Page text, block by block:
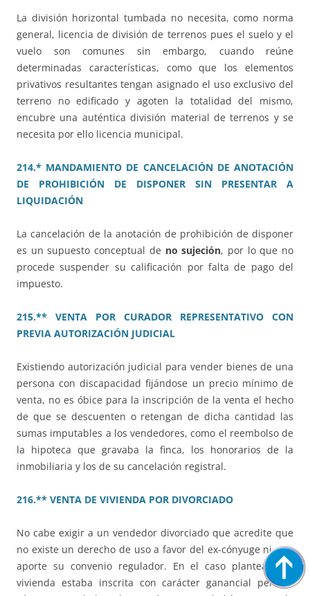
La división horizontal tumbada no necesita, como norma
general, licencia de división de terrenos pues el suelo y el
vuelo son comunes sin embargo, cuando reúne
determinadas características, como que los elementos
privativos resultantes tengan asignado el uso exclusivo del
terreno no edificado y agoten la totalidad del mismo,
encubre una auténtica división material de terrenos y se
necesita por ello licencia municipal.
214.* MANDAMIENTO DE CANCELACIÓN DE ANOTACIÓN
DE PROHIBICIÓN DE DISPONER SIN PRESENTAR A
LIQUIDACIÓN
La cancelación de la anotación de prohibición de disponer
es un supuesto conceptual de no sujeción, por lo que no
procede suspender su calificación por falta de pago del
impuesto.
215.** VENTA POR CURADOR REPRESENTATIVO CON
PREVIA AUTORIZACIÓN JUDICIAL
Existiendo autorización judicial para vender bienes de una
persona con discapacidad fijándose un precio mínimo de
venta, no es óbice para la inscripción de la venta el hecho
de que se descuenten o retengan de dicha cantidad las
sumas imputables a los vendedores, como el reembolso de
la hipoteca que gravaba la finca, los honorarios de la
inmobiliaria y los de su cancelación registral.
216.** VENTA DE VIVIENDA POR DIVORCIADO
No cabe exigir a un vendedor divorciado que acredite que
no existe un derecho de uso a favor del ex-cónyuge ni que
aporte su convenio regulador. En el caso planteado la
vivienda estaba inscrita con carácter ganancial pero el